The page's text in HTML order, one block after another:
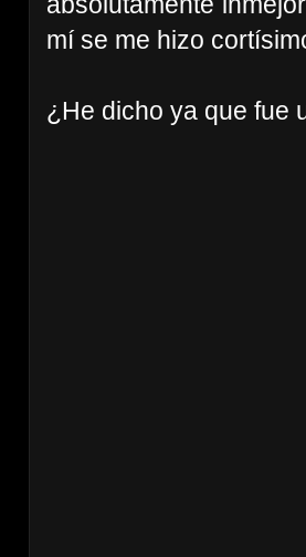
mí se me hizo
¿He dicho ya que fue